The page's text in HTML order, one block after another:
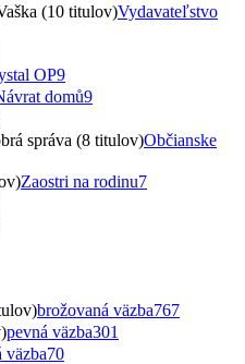
(10 titulov)Vydavateľstvo
OP9
domů9
správa (8 titulov)Občianske
Zaostri na rodinu7
brožovaná väzba767
pevná väzba301
väzba70